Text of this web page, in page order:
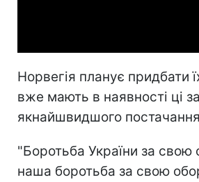
Норвегія планує придбати
вже мають в наявності ці
якнайшвидшого постачання
"Боротьба України за свою
наша боротьба за свою